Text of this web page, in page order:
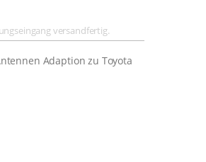
versandfertig.
Adaption zu Toyota